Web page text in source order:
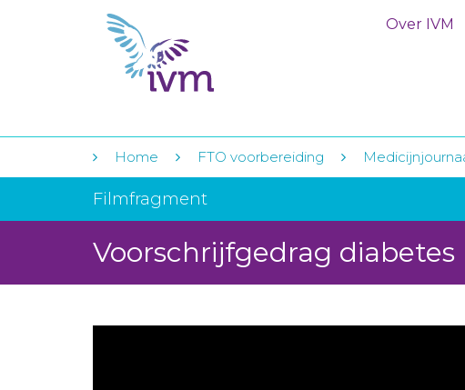
Over IVM
Home FTO voorbereiding
Filmfragment
Voorschrijfgedrag diabetes